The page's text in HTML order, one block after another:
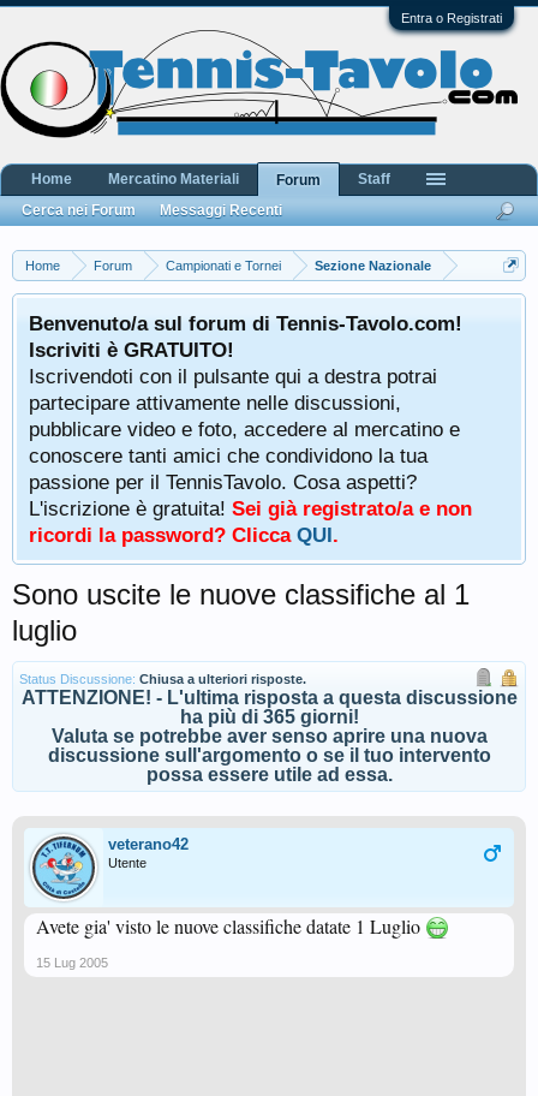
Entra o Registrati
Home Forum Campionati e Tornei Sezione Nazionale
Benvenuto/a sul forum di Tennis-Tavolo.com!
Iscriviti è GRATUITO!
Iscrivendoti con il pulsante qui a destra potrai
partecipare attivamente nelle discussioni,
pubblicare video e foto, accedere al mercatino e
conoscere tanti amici che condividono la tua
passione per il TennisTavolo. Cosa aspetti?
L'iscrizione è gratuita! Sei già registrato/a e non
ricordi la password? Clicca QUI.
Sono uscite le nuove classifiche al 1
luglio
Status Discussione: Chiusa a ulteriori risposte.
ATTENZIONE! - L'ultima risposta a questa discussione
ha più di 365 giorni!
Valuta se potrebbe aver senso aprire una nuova
discussione sull'argomento o se il tuo intervento
possa essere utile ad essa.
veterano42
Utente
Avete gia' visto le nuove classifiche datate 1 Luglio
15 Lug 2005
Home Mercatino Materiali
Forum
Cerca nei Forum
Messaggi Recenti
Staff